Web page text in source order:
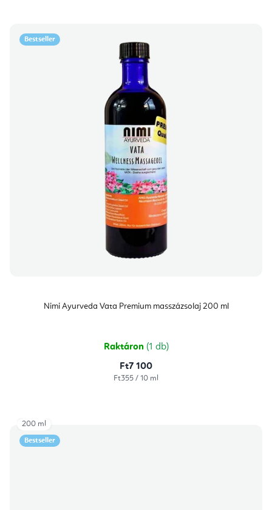
Bestseller
Nimi Ayurveda Vata Premium masszázsolaj 200 ml
Raktáron (1 db)
Ft7 100
Egységár:
Ft355 / 10 ml
Bestseller
200 ml